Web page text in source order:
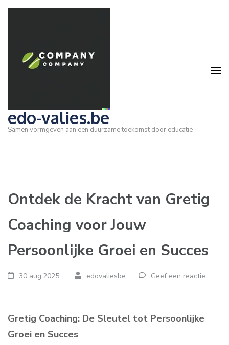
Ga
edo-valies.be
Samen vormgeven aan een duurzame toekomst door educatie
Ontdek de Kracht van Gretig
Coaching voor Jouw
Persoonlijke Groei en Succes
30 aug,2025 edovaliesbe Geef een reactie
Gretig Coaching: De Sleutel tot Persoonlijke
Groei en Succes